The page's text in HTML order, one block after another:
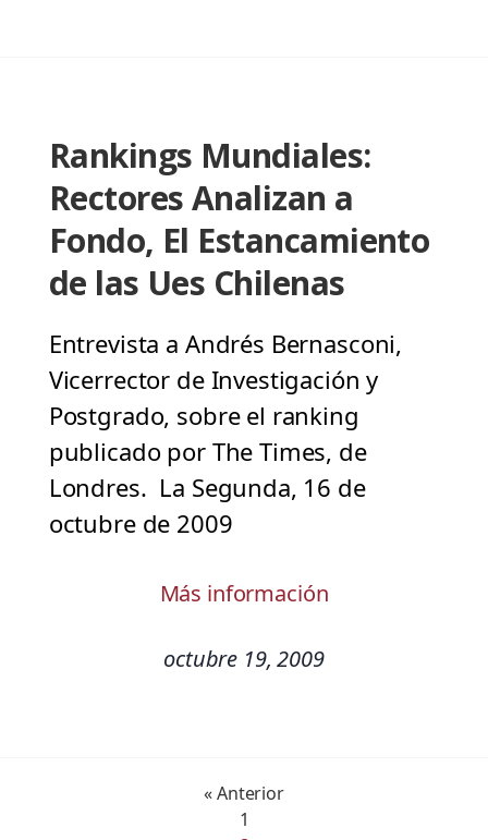
Rankings Mundiales:
Rectores Analizan a
Fondo, El Estancamiento
de las Ues Chilenas
Entrevista a Andrés Bernasconi,
Vicerrector de Investigación y
Postgrado, sobre el ranking
publicado por The Times, de
Londres. La Segunda, 16 de
octubre de 2009
Más información
octubre 19, 2009
« Anterior
1